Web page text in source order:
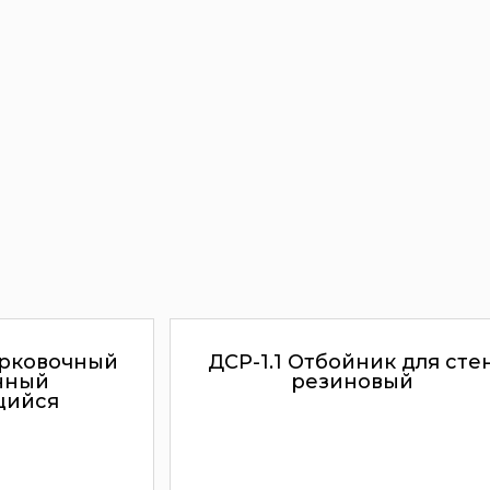
ДСР-1.1 Отбойник для
резиновый